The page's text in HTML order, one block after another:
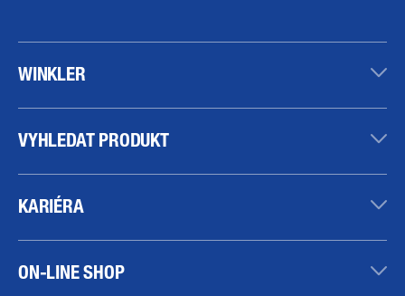
WINKLER
VYHLEDAT PRODUKT
KARIÉRA
ON-LINE SHOP